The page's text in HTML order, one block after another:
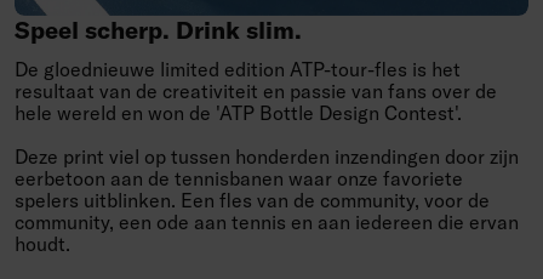
Speel scherp. Drink slim.
Speel scherp. Drink slim.
De gloednieuwe limited edition ATP-tour-fles is het
resultaat van de creativiteit en passie van fans over de
hele wereld en won de 'ATP Bottle Design Contest'.
Deze print viel op tussen honderden inzendingen door zijn
eerbetoon aan de tennisbanen waar onze favoriete
spelers uitblinken. Een fles van de community, voor de
community, een ode aan tennis en aan iedereen die ervan
houdt.